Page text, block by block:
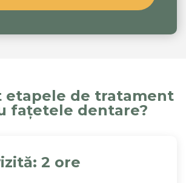
etapele de tratament
fațetele dentare?
2 ore